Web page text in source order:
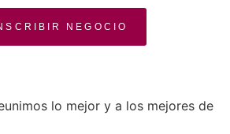
NEGOCIO
lo mejor y a los mejores de